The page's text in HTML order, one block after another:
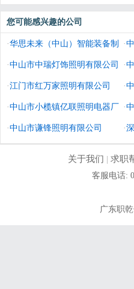
您可能感兴趣的公司
·华思未来（中山）智能装备制
造有限公司
·
·中山市中瑞灯饰照明有限公司 ·
·江门市红万家照明有限公司 ·
·中山市小榄镇亿联照明电器厂 ·
·中山市谦锋照明有限公司 ·
关于我们 | 求职
客服电话:
广东职